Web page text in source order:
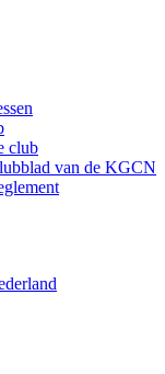
club
van de KGCN